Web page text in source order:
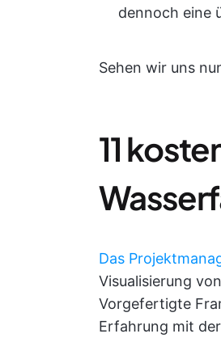
dennoch eine
Sehen wir uns
11
Das
Visualisierung
Vorgefertigte
Erfahrung mit